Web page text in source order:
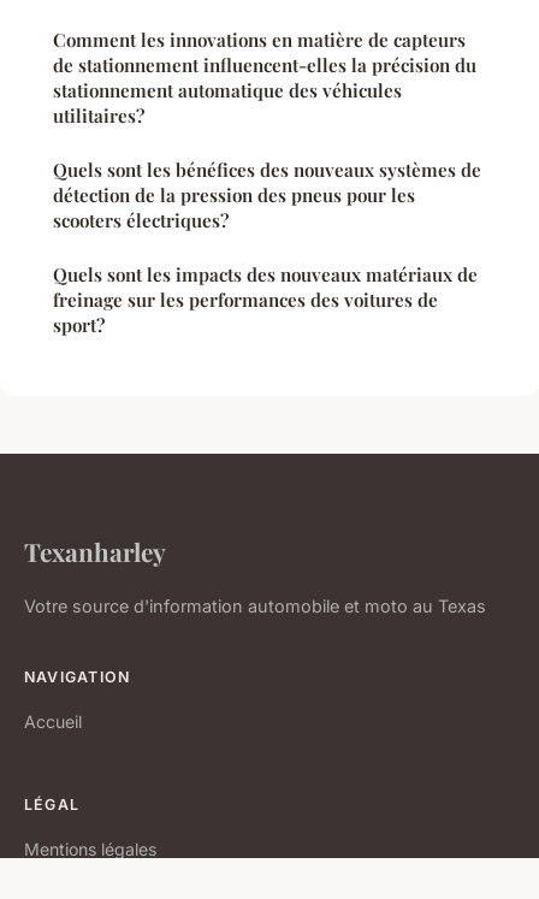
Comment les innovations en matière de capteurs
de stationnement influencent-elles la précision du
stationnement automatique des véhicules
utilitaires?
Quels sont les bénéfices des nouveaux systèmes de
détection de la pression des pneus pour les
scooters électriques?
Quels sont les impacts des nouveaux matériaux de
freinage sur les performances des voitures de
sport?
Texanharley
Votre source d'information automobile et moto au Texas
NAVIGATION
Accueil
LÉGAL
Mentions légales